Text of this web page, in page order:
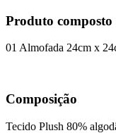
Produto
01 Almofada 24cm x
Composição
Tecido Plush 80%